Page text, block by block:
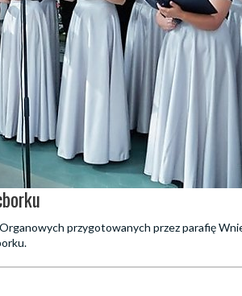
przygotowanych przez parafię